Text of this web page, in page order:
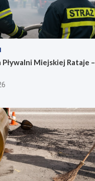
Pływalni Miejskiej Rataje –